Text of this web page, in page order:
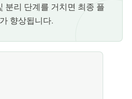
분리 단계를 거치면 최종 플
향상됩니다.